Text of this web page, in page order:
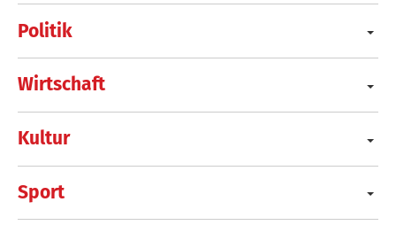
Politik
Wirtschaft
Kultur
Sport